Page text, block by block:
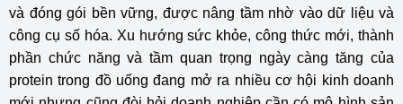
và đóng gói bền vững, được nâng tầm nhờ vào dữ liệu và
công cụ số hóa. Xu hướng sức khỏe, công thức mới, thành
phần chức năng và tầm quan trọng ngày càng tăng của
protein trong đồ uống đang mở ra nhiều cơ hội kinh doanh